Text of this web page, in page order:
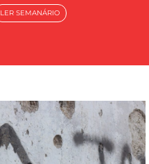
LER SEMANÁRIO